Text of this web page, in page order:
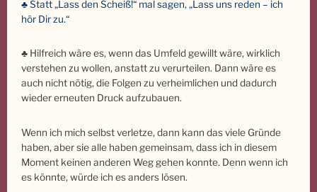
♣ Statt „Lass den Scheiß!“ mal sagen, „Lass uns reden – ich
hör Dir zu.“
♣ Hilfreich wäre es, wenn das Umfeld gewillt wäre, wirklich
verstehen zu wollen, anstatt zu verurteilen. Dann wäre es
auch nicht nötig, die Folgen zu verheimlichen und dadurch
wieder erneuten Druck aufzubauen.
Wenn ich mich selbst verletze, dann kann das viele Gründe
haben, aber sie alle haben gemeinsam, dass ich in diesem
Moment keinen anderen Weg gehen konnte. Denn wenn ich
es könnte, würde ich es anders lösen.